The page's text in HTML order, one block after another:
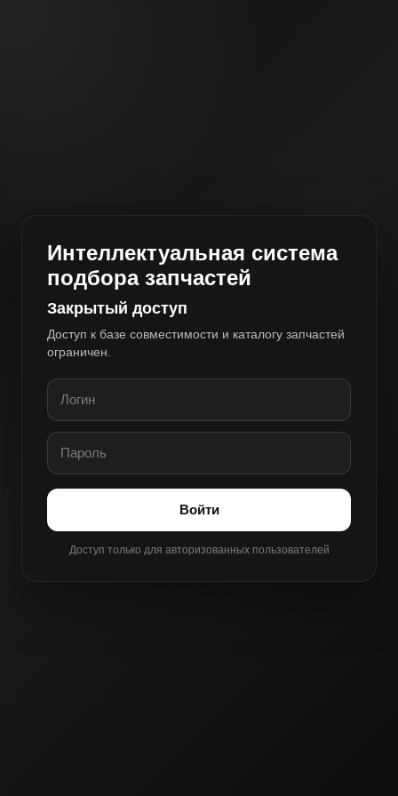
Интеллектуальная система
подбора запчастей
Закрытый доступ
Доступ к базе совместимости и каталогу запчастей
ограничен.
Войти
Доступ только для авторизованных пользователей